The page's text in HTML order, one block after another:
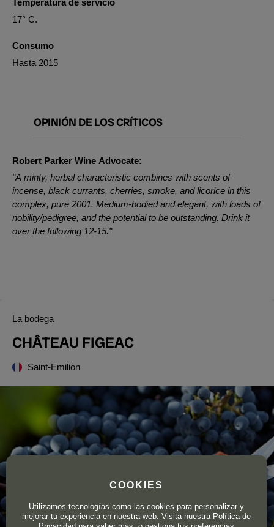
Temperatura de servicio
17° C.
Consumo
Hasta 2015
OPINIÓN DE LOS CRÍTICOS
Robert Parker Wine Advocate:
"A minty, herbal characteristic combines with scents of
incense, black currants, cherries, smoke, and licorice in this
complex, pure 2001. Medium-bodied and elegant, with loads of
nobility/pedigree, and the potential to be outstanding. Drink it
over the following 12-15."
La bodega
CHÂTEAU FIGEAC
Saint-Emilion
COOKIES
Utilizamos tecnologías como las cookies para personalizar y
mejorar tu experiencia en nuestra web. Visita nuestra Política de